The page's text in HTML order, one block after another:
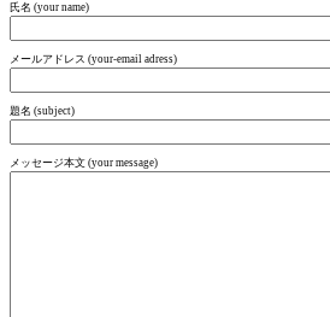
氏名 (your name)
メールアドレス (your-email adress)
題名 (subject)
メッセージ本文 (your message)